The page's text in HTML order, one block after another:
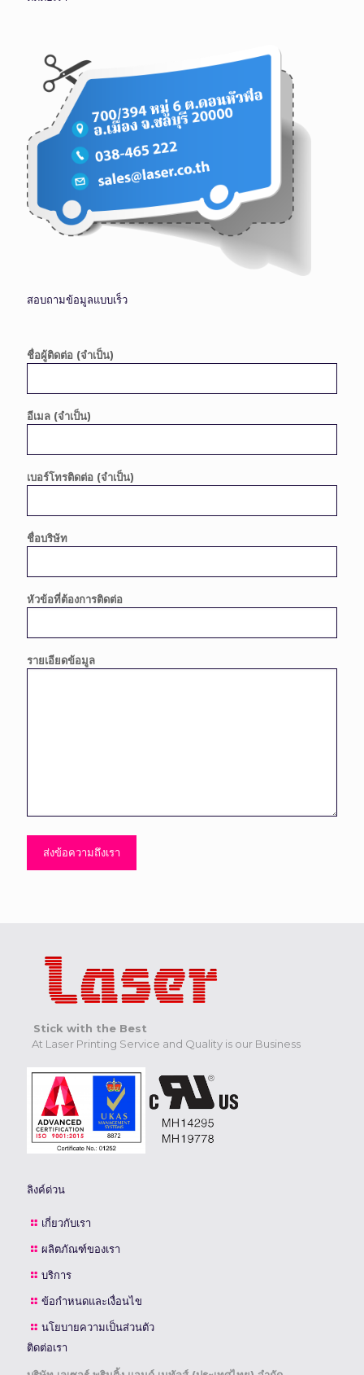
สอบถามข้อมูลแบบเร็ว
ชื่อผู้ติดต่อ (จำเป็น)
อีเมล (จำเป็น)
เบอร์โทรติดต่อ (จำเป็น)
ชื่อบริษัท
หัวข้อที่ต้องการติดต่อ
รายเอียดข้อมูล
Stick with the Best
At Laser Printing Service and Quality is our Business
ลิงค์ด่วน
เกี่ยวกับเรา
ผลิตภัณฑ์ของเรา
บริการ
ข้อกำหนดและเงื่อนไข
นโยบายความเป็นส่วนตัว
ติดต่อเรา